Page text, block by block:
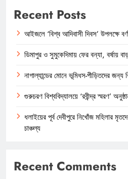
Recent Posts
আইজলে ‘বিশ্ব আদিবাসী দিবস’ উপলক্ষে
ডিমাপুর ও সুমুকেদিমায় ফের বন্যা, বর্ষায়
নাগাল্যান্ডের মোনে ভূমিধস-পীড়িতদের জন্য
গুরুচরণ বিশ্ববিদ্যালয়ে ‘রবীন্দ্র স্মরণ’
ধলাইয়ের পূর্ব দেবীপুরে নিখোঁজ মহিলার
চাঞ্চল্য
Recent Comments